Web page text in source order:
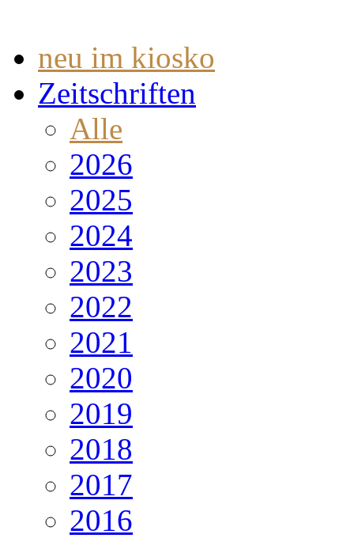
neu im kiosko
Zeitschriften
Alle
2026
2025
2024
2023
2022
2021
2020
2019
2018
2017
2016